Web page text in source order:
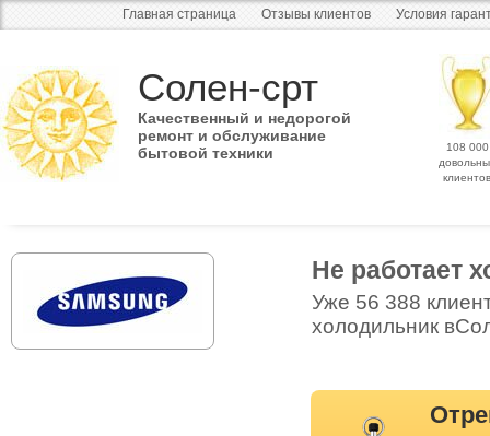
Главная страница Отзывы клиентов Условия
Солен-срт
Качественный и недорогой
ремонт и обслуживание
бытовой техники
108 000
клиентов
Не работает
Уже 56 388
холодильник